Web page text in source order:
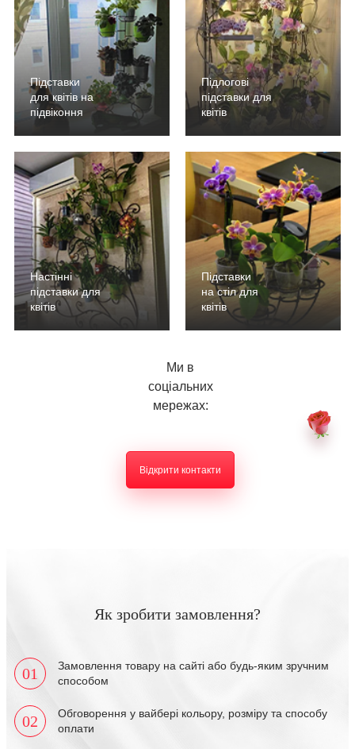
Підставки
для квітів на
підвіконня
Підлогові
підставки для
квітів
Настінні
підставки для
квітів
Підставки
на стіл для
квітів
Ми в
соціальних
мережах:
Відкрити контакти
Як зробити замовлення?
01
Замовлення товару на сайті або будь-яким зручним
способом
02
Обговорення у вайбері кольору, розміру та способу
оплати